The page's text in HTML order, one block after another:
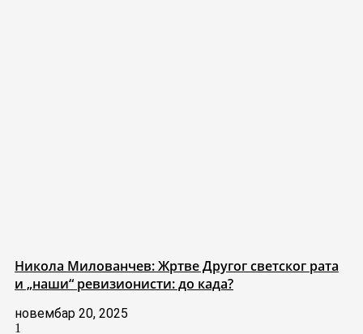
Никола Милованчев: Жртве Другог светског рата
и „наши“ ревизионисти: до када?
новембар 20, 2025